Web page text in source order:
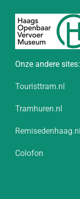
Onze andere sites:
Touristtram.nl
Tramhuren.nl
Remisedenhaag.nl
Colofon